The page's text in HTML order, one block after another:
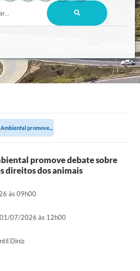
promove...
promove debate sobre
direitos dos animais
às 09h00
01/07/2026 às 12h00
Diniz